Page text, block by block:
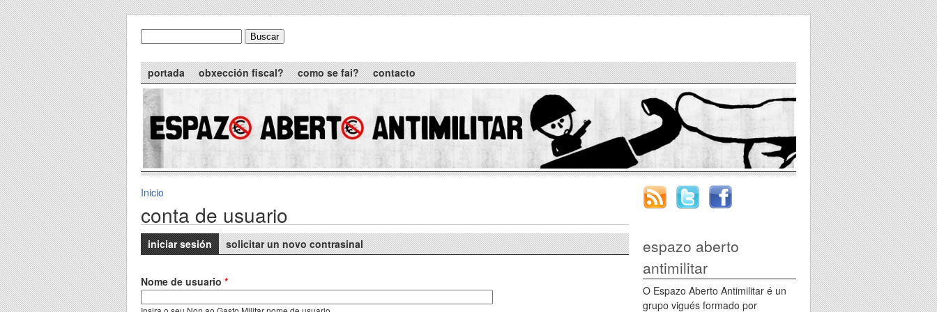
Skip to main content
formulario de busca
Main menu
portada obxección fiscal? como se fai? contacto
You are here
Inicio
conta de usuario
Primary tabs
iniciar sesión(active tab)
solicitar un novo contrasinal
Nome de usuario *
espazo aberto
antimilitar
O Espazo Aberto Antimilitar é un
grupo vigués formado por